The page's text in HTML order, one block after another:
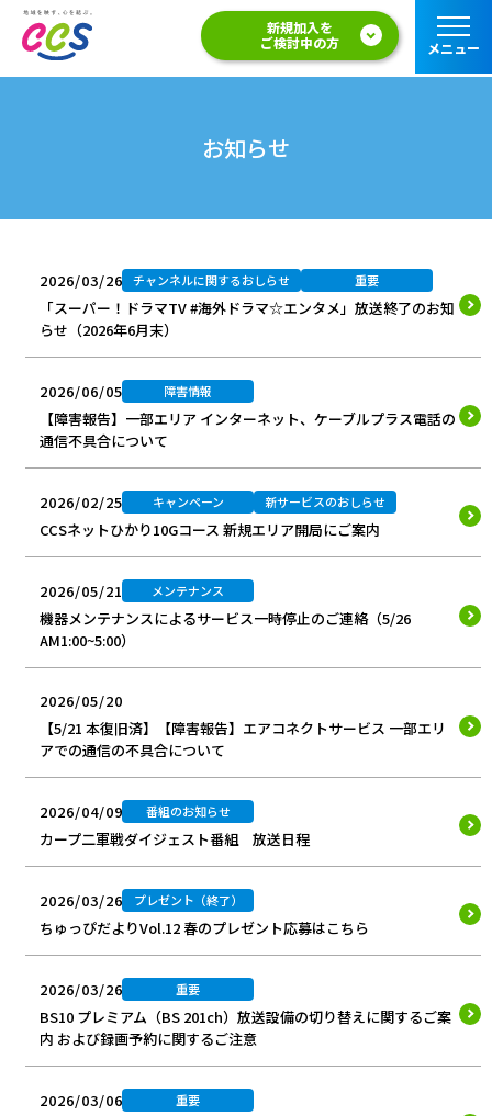
新規加入を
ご検討中の方
メニュー
お知らせ
2026/03/26 チャンネルに関するおしらせ 重要
「スーパー！ドラマTV #海外ドラマ☆エンタメ」放送終了のお知
らせ（2026年6月末）
2026/06/05 障害情報
【障害報告】一部エリア インターネット、ケーブルプラス電話の
通信不具合について
2026/02/25 キャンペーン 新サービスのおしらせ
CCSネットひかり10Gコース 新規エリア開局にご案内
2026/05/21 メンテナンス
機器メンテナンスによるサービス一時停止のご連絡（5/26
AM1:00~5:00）
2026/05/20
【5/21 本復旧済】【障害報告】エアコネクトサービス 一部エリ
アでの通信の不具合について
2026/04/09 番組のお知らせ
カープ二軍戦ダイジェスト番組 放送日程
2026/03/26 プレゼント（終了）
ちゅっぴだよりVol.12 春のプレゼント応募はこちら
2026/03/26 重要
BS10 プレミアム（BS 201ch）放送設備の切り替えに関するご案
内 および録画予約に関するご注意
2026/03/06 重要